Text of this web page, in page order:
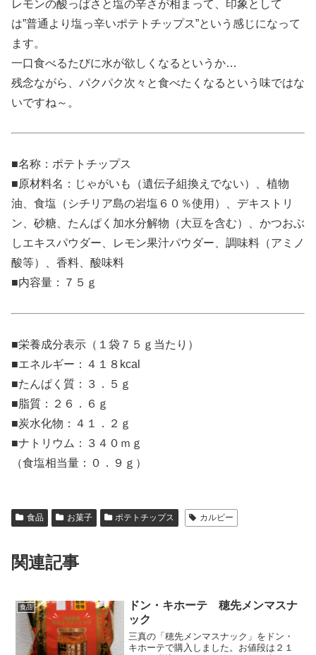
レモンの酸っぱさと塩の辛さが相まって、印象として
は”普通より塩っ辛いポテトチップス”という感じになって
ます。
一口食べるたびに水が欲しくなるというか…
残念ながら、パクパク次々と食べたくなるという味ではな
いですね～。
■名称：ポテトチップス
■原材料名：じゃがいも（遺伝子組換えでない）、植物
油、食塩（シチリア島の岩塩６０％使用）、デキストリ
ン、砂糖、たんぱく加水分解物（大豆を含む）、かつおぶ
しエキスパウダー、レモン果汁パウダー、調味料（アミノ
酸等）、香料、酸味料
■内容量：７５ｇ
■栄養成分表示（１袋７５ｇ当たり）
■エネルギー：４１８kcal
■たんぱく質：３．５ｇ
■脂質：２６．６ｇ
■炭水化物：４１．２ｇ
■ナトリウム：３４０ｍｇ
（食塩相当量：０．９ｇ）
食品 お菓子 ポテトチップス カルビー
関連記事
食品
ドン・キホーテ 穂先メンマスナ
ック
三真の「穂先メンマスナック」をドン・
キホーテで購入しました。お値段は２１